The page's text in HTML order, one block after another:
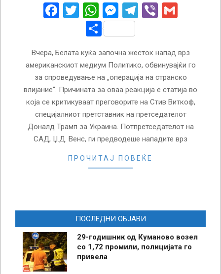
Facebook
Twitter
WhatsApp
Messenger
Telegram
Viber
Share
Вчера, Белата куќа започна жесток напад врз
американскиот медиум Политико, обвинувајќи го
за спроведување на „операција на странско
влијание“. Причината за оваа реакција е статија во
која се критикуваат преговорите на Стив Виткоф,
специјалниот претставник на претседателот
Доналд Трамп за Украина. Потпретседателот на
САД, Џ.Д. Венс, ги предводеше нападите врз
ПРОЧИТАЈ ПОВЕЌЕ
ПОСЛЕДНИ ОБЈАВИ
29-годишник од Куманово возел
со 1,72 промили, полицијата го
привела